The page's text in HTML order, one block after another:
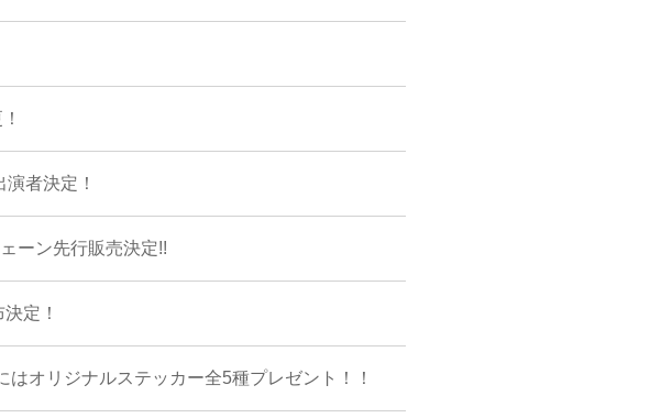
者決定！
ーン先行販売決定!!
定！
オリジナルステッカー全5種プレゼント！！